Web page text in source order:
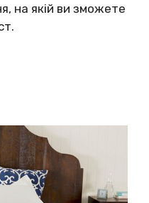
на якій ви зможете